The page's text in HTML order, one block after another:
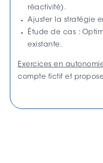
réactivité).
Ajuster la stratégie
Étude de cas :
existante.
Exercices en
compte fictif et